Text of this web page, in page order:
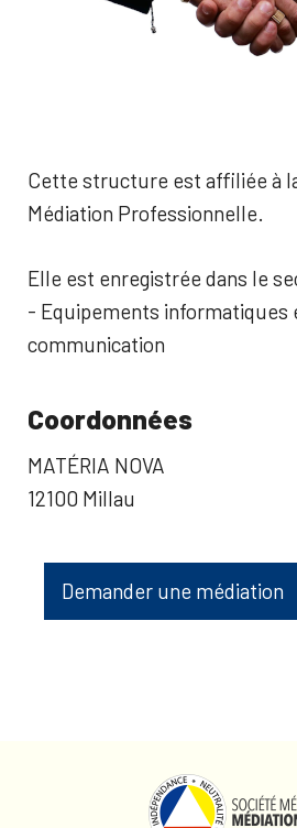
Cette structure est affiliée à
Médiation Professionnelle.
Elle est enregistrée dans le
- Equipements informatiques
communication
Coordonnées
MATÉRIA NOVA
12100 Millau
Demander une médiation